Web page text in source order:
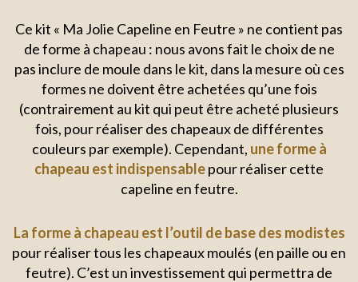
Ce kit « Ma Jolie Capeline en Feutre » ne contient pas
de forme à chapeau : nous avons fait le choix de ne
pas inclure de moule dans le kit, dans la mesure où ces
formes ne doivent être achetées qu’une fois
(contrairement au kit qui peut être acheté plusieurs
fois, pour réaliser des chapeaux de différentes
couleurs par exemple). Cependant, une forme à
chapeau est indispensablepour réaliser cette
capeline en feutre.
La forme à chapeau est l’outil de base des modistes
pour réaliser tous les chapeaux moulés (en paille ou en
feutre). C’est un investissement qui permettra de